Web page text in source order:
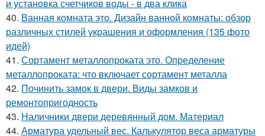
и установка счетчиков воды - в два клика
40. Ванная комната это. Дизайн ванной комнаты: обзор
различных стилей украшения и оформления (135 фото
идей)
41. Сортамент металлопроката это. Определение
металлопроката: что включает сортамент металла
42. Починить замок в двери. Виды замков и
ремонтопригодность
43. Наличники двери деревянный дом. Материал
44. Арматура удельный вес. Калькулятор веса арматуры